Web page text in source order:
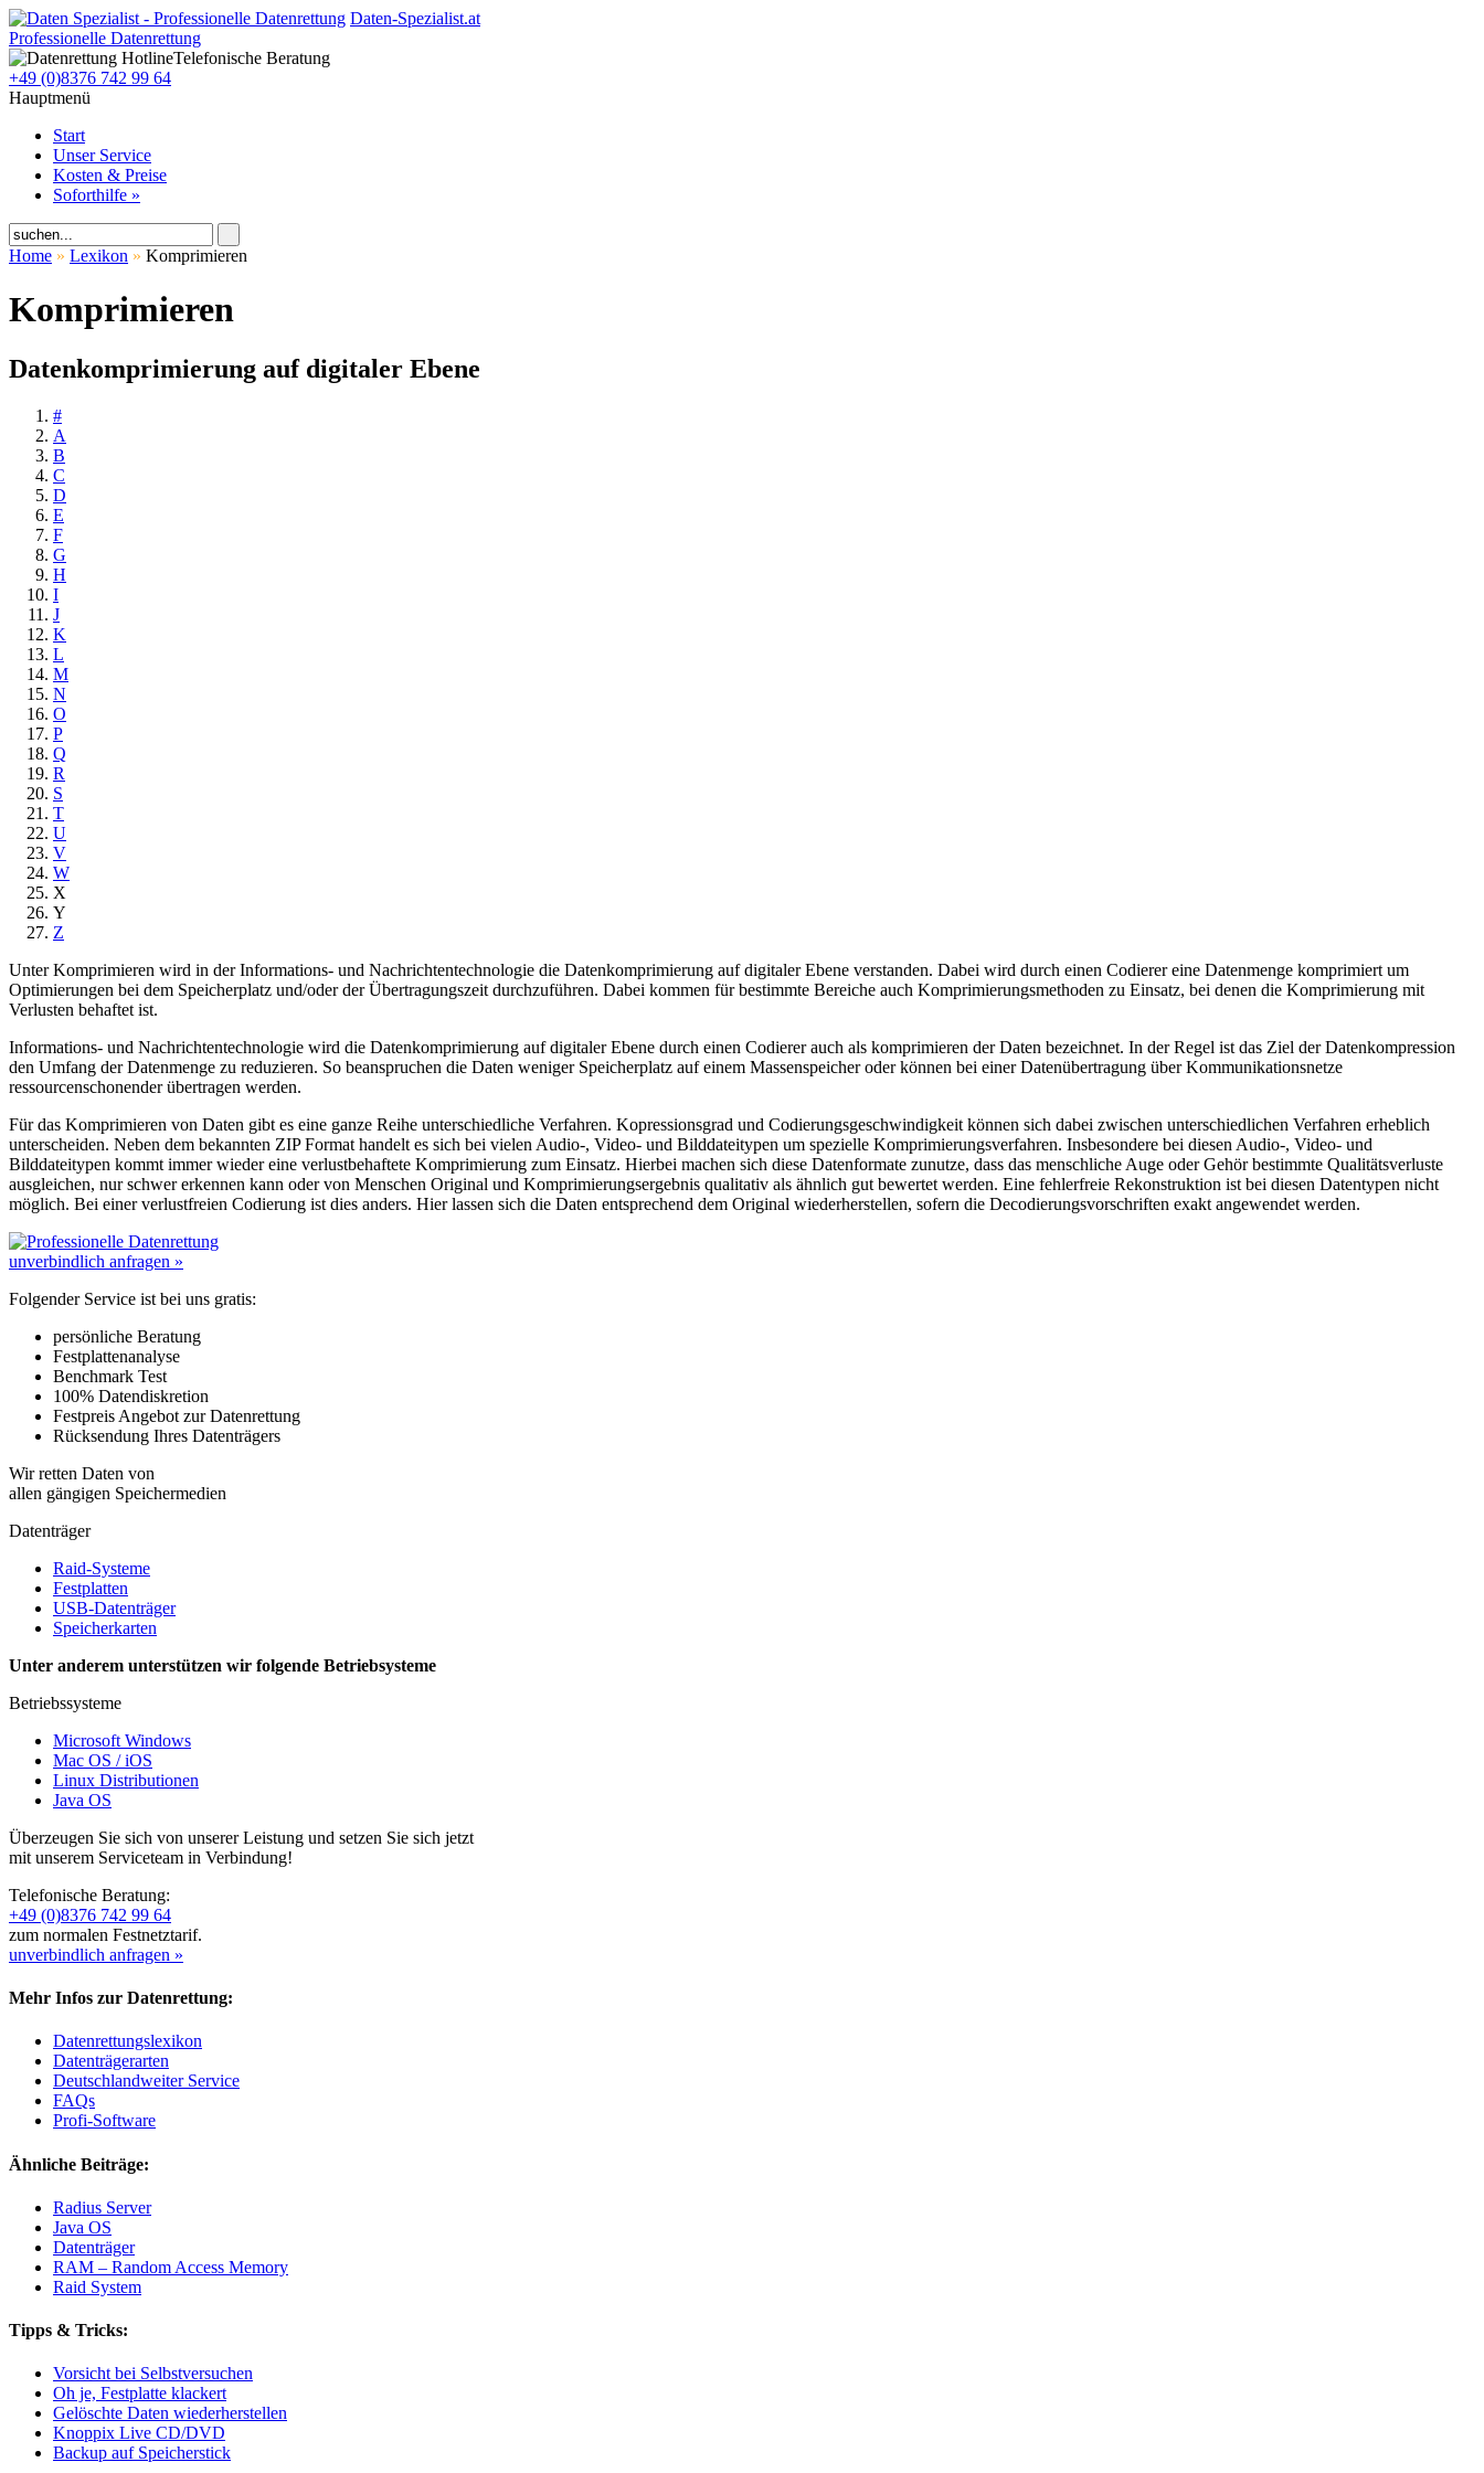
Daten-Spezialist.at
Professionelle Datenrettung
Telefonische Beratung
+49 (0)8376 742 99 64
Hauptmenü
Start
Unser Service
Kosten & Preise
Soforthilfe »
Home » Lexikon » Komprimieren
Komprimieren
Datenkomprimierung auf digitaler Ebene
#
A
B
C
D
E
F
G
H
I
J
K
L
M
N
O
P
Q
R
S
T
U
V
W
X
Y
Z
Unter Komprimieren wird in der Informations- und Nachrichtentechnologie die Datenkomprimierung auf digitaler Ebene verstanden. Dabei wird durch einen Codierer eine Datenmenge komprimiert um
Optimierungen bei dem Speicherplatz und/oder der Übertragungszeit durchzuführen. Dabei kommen für bestimmte Bereiche auch Komprimierungsmethoden zu Einsatz, bei denen die Komprimierung mit
Verlusten behaftet ist.
Informations- und Nachrichtentechnologie wird die Datenkomprimierung auf digitaler Ebene durch einen Codierer auch als komprimieren der Daten bezeichnet. In der Regel ist das Ziel der Datenkompression
den Umfang der Datenmenge zu reduzieren. So beanspruchen die Daten weniger Speicherplatz auf einem Massenspeicher oder können bei einer Datenübertragung über Kommunikationsnetze
ressourcenschonender übertragen werden.
Für das Komprimieren von Daten gibt es eine ganze Reihe unterschiedliche Verfahren. Kopressionsgrad und Codierungsgeschwindigkeit können sich dabei zwischen unterschiedlichen Verfahren erheblich
unterscheiden. Neben dem bekannten ZIP Format handelt es sich bei vielen Audio-, Video- und Bilddateitypen um spezielle Komprimierungsverfahren. Insbesondere bei diesen Audio-, Video- und
Bilddateitypen kommt immer wieder eine verlustbehaftete Komprimierung zum Einsatz. Hierbei machen sich diese Datenformate zunutze, dass das menschliche Auge oder Gehör bestimmte Qualitätsverluste
ausgleichen, nur schwer erkennen kann oder von Menschen Original und Komprimierungsergebnis qualitativ als ähnlich gut bewertet werden. Eine fehlerfreie Rekonstruktion ist bei diesen Datentypen nicht
möglich. Bei einer verlustfreien Codierung ist dies anders. Hier lassen sich die Daten entsprechend dem Original wiederherstellen, sofern die Decodierungsvorschriften exakt angewendet werden.
unverbindlich anfragen »
Folgender Service ist bei uns gratis:
persönliche Beratung
Festplattenanalyse
Benchmark Test
100% Datendiskretion
Festpreis Angebot zur Datenrettung
Rücksendung Ihres Datenträgers
Wir retten Daten von
allen gängigen Speichermedien
Datenträger
Raid-Systeme
Festplatten
USB-Datenträger
Speicherkarten
Unter anderem unterstützen wir folgende Betriebsysteme
Betriebssysteme
Microsoft Windows
Mac OS / iOS
Linux Distributionen
Java OS
Überzeugen Sie sich von unserer Leistung und setzen Sie sich jetzt
mit unserem Serviceteam in Verbindung!
Telefonische Beratung:
+49 (0)8376 742 99 64
zum normalen Festnetztarif.
unverbindlich anfragen »
Mehr Infos zur Datenrettung:
Datenrettungslexikon
Datenträgerarten
Deutschlandweiter Service
FAQs
Profi-Software
Ähnliche Beiträge:
Radius Server
Java OS
Datenträger
RAM – Random Access Memory
Raid System
Tipps & Tricks:
Vorsicht bei Selbstversuchen
Oh je, Festplatte klackert
Gelöschte Daten wiederherstellen
Knoppix Live CD/DVD
Backup auf Speicherstick